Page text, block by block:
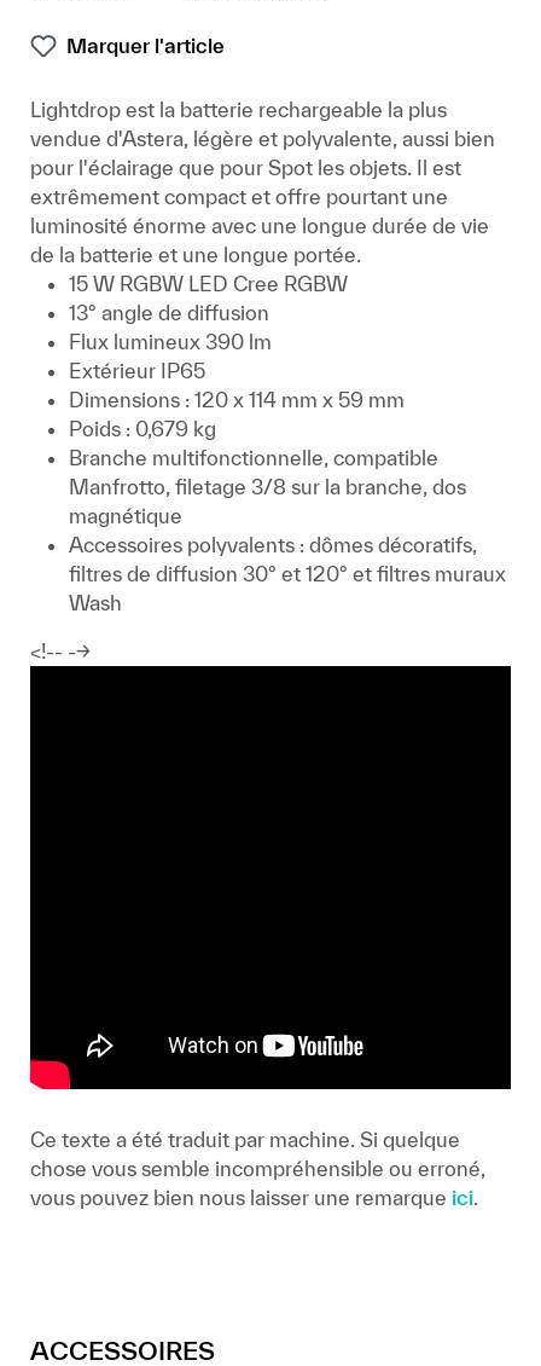
Marquer l'article
Lightdrop est la batterie rechargeable la plus
vendue d'Astera, légère et polyvalente, aussi bien
pour l'éclairage que pour Spot les objets. Il est
extrêmement compact et offre pourtant une
luminosité énorme avec une longue durée de vie
de la batterie et une longue portée.
15 W RGBW LED Cree RGBW
13° angle de diffusion
Flux lumineux 390 lm
Extérieur IP65
Dimensions : 120 x 114 mm x 59 mm
Poids : 0,679 kg
Branche multifonctionnelle, compatible
Manfrotto, filetage 3/8 sur la branche, dos
magnétique
Accessoires polyvalents : dômes décoratifs,
filtres de diffusion 30° et 120° et filtres muraux
Wash
<!-- -->
Ce texte a été traduit par machine. Si quelque
chose vous semble incompréhensible ou erroné,
vous pouvez bien nous laisser une remarque ici.
ACCESSOIRES